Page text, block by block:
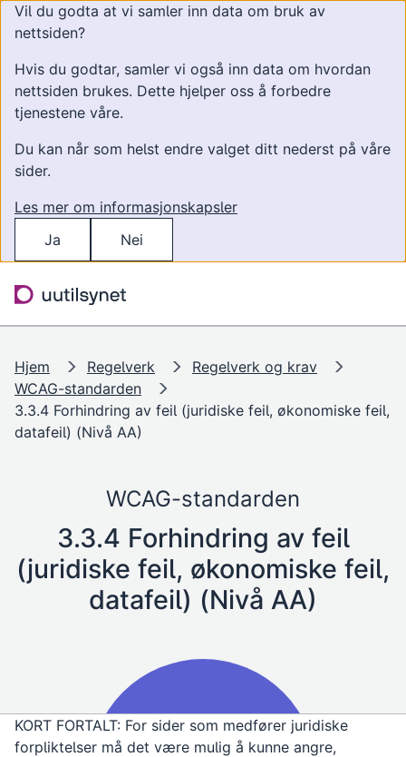
Vil du godta at vi samler inn data om bruk av
nettsiden?
Hvis du godtar, samler vi også inn data om hvordan
nettsiden brukes. Dette hjelper oss å forbedre
tjenestene våre.
Du kan når som helst endre valget ditt nederst på våre
sider.
Les mer om informasjonskapsler
Ja
Nei
Hjem Regelverk
Regelverk og krav
WCAG-standarden
3.3.4 Forhindring av feil (juridiske feil, økonomiske feil,
datafeil) (Nivå AA)
WCAG-standarden
3.3.4 Forhindring av feil
(juridiske feil, økonomiske feil,
datafeil) (Nivå AA)
KORT FORTALT: For sider som medfører juridiske
forpliktelser må det være mulig å kunne angre,